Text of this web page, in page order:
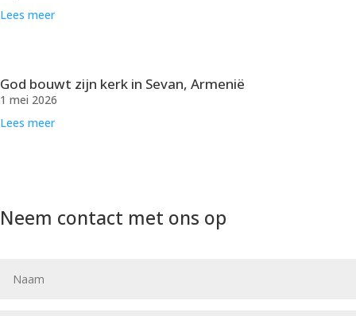
Lees meer
God bouwt zijn kerk in Sevan, Armenië
1 mei 2026
Lees meer
Neem contact met ons op